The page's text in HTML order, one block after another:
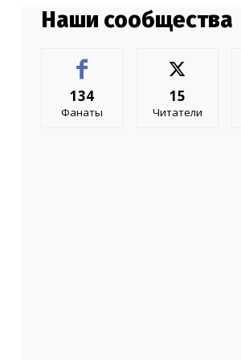
Наши сообщества
134
Фанаты
15
Читатели